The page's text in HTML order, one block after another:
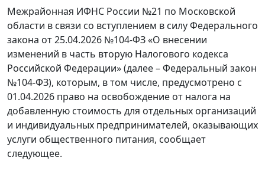
Межрайонная ИФНС России №21 по Московской
области в связи со вступлением в силу Федерального
закона от 25.04.2026 №104-ФЗ «О внесении
изменений в часть вторую Налогового кодекса
Российской Федерации» (далее – Федеральный закон
№104-ФЗ), которым, в том числе, предусмотрено c
01.04.2026 право на освобождение от налога на
добавленную стоимость для отдельных организаций
и индивидуальных предпринимателей, оказывающих
услуги общественного питания, сообщает
следующее.